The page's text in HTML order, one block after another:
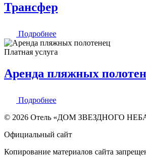
Трансфер
Подробнее
Платная услуга
Аренда пляжных
Подробнее
© 2026 Отель «ДОМ ЗВЕЗДНОГО
Официальный сайт
Копирование материалов сайта